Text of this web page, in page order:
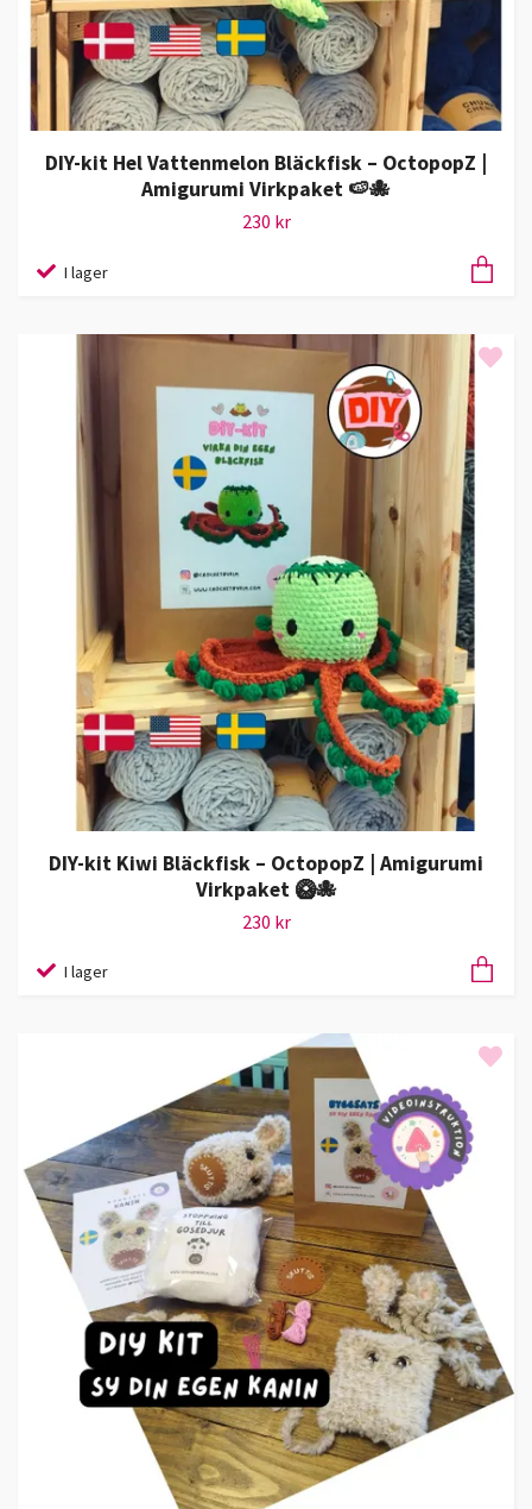
DIY-kit Hel Vattenmelon Bläckfisk – OctopopZ |
Amigurumi Virkpaket 🍉🐙
230 kr
I lager
DIY-kit Kiwi Bläckfisk – OctopopZ | Amigurumi
Virkpaket 🥝🐙
230 kr
I lager